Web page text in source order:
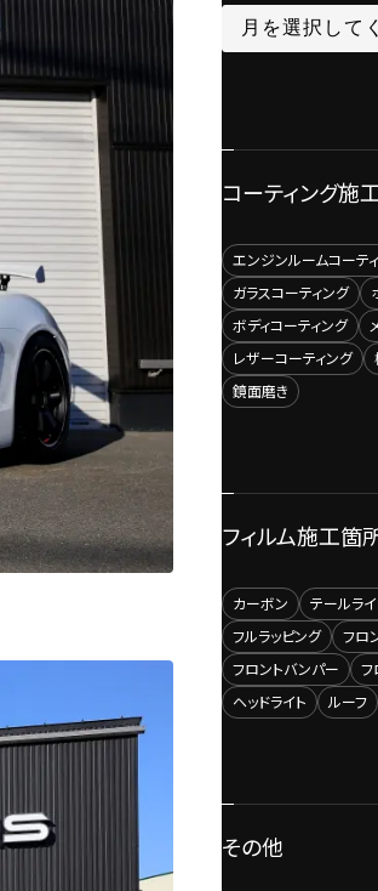
コーティング施
エンジンルームコーテ
ガラスコーティング
ボディコーティング
レザーコーティング
鏡面磨き
フィルム施工箇
カーボン テールライ
フルラッピング
フロ
フロントバンパー
フ
ヘッドライト
ルーフ
その他